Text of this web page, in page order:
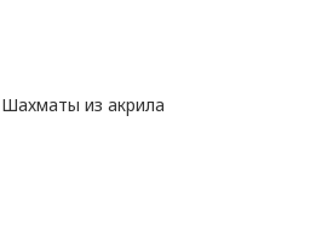
Шахматы из акрила